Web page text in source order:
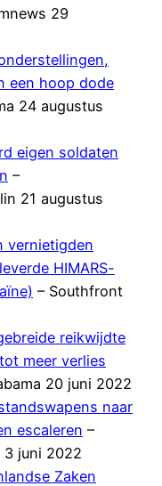
29
een hoop dode
24 augustus
eigen soldaten
–
21 augustus
vernietigden
HIMARS-
– Southfront
reikwijdte
meer verlies
20 juni 2022
naar
escaleren –
3 juni 2022
Zaken